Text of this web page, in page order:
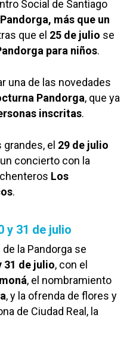
Social de Santiago
Pandorga, más que un
que el 25 de julio se
para niños.
una de las novedades
Pandorga, que ya
inscritas.
grandes, el 29 de julio
concierto con la
Los
.
y 31 de julio
la Pandorga se
31 de julio, con el
, el nombramiento
, y la ofrenda de flores y
de Ciudad Real, la